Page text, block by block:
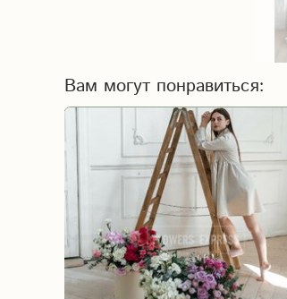
Вам могут понравиться: